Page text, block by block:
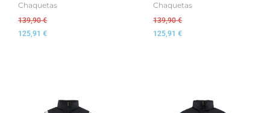
Chaquetas
139,90€
125,91 €
Chaquetas
139,90€
125,91 €